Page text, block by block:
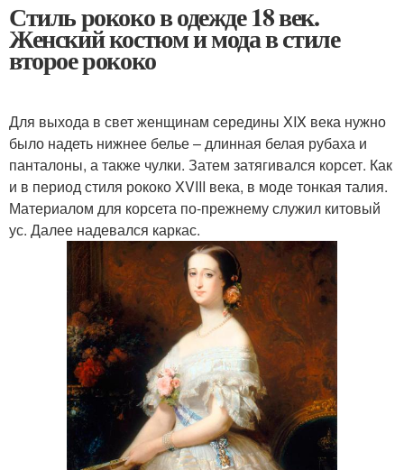
Стиль рококо в одежде 18 век.
Женский костюм и мода в стиле
второе рококо
Для выхода в свет женщинам середины XIX века нужно
было надеть нижнее белье – длинная белая рубаха и
панталоны, а также чулки. Затем затягивался корсет. Как
и в период стиля рококо XVIII века, в моде тонкая талия.
Материалом для корсета по-прежнему служил китовый
ус. Далее надевался каркас.